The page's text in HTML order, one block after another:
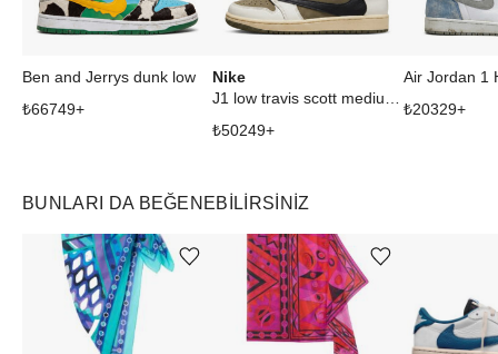
Ben and Jerrys dunk low
₺66749+
Nike
J1 low travis scott medium olive
₺50249+
₺20329+
BUNLARI DA BEĞENEBILIRSINIZ
Ürünü istek listesine ekle veya listeden çıkar Ürünü istek listesine ekle veya listeden çıkar